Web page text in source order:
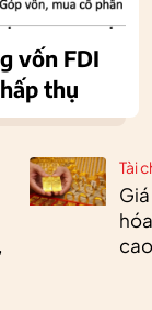
Tài
vốn FDI
thụ